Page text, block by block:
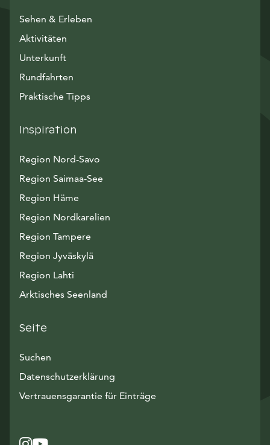
Sehen & Erleben
Aktivitäten
Unterkunft
Rundfahrten
Praktische Tipps
Inspiration
Region Nord-Savo
Region Saimaa-See
Region Häme
Region Nordkarelien
Region Tampere
Region Jyväskylä
Region Lahti
Arktisches Seenland
Seite
Suchen
Datenschutzerklärung
Vertrauensgarantie für Einträge